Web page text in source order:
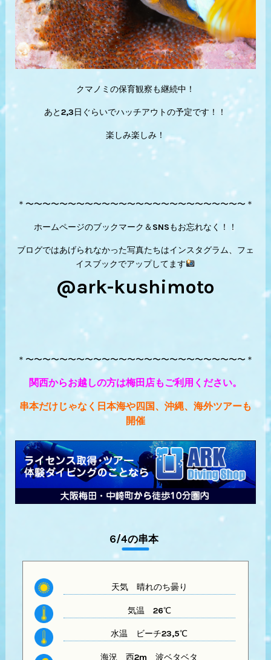
クマノミの保育観察も継続中！
あと2,3日ぐらいでハッチアウトの予定です！！
楽しみ楽しみ！
＊〜〜〜〜〜〜〜〜〜〜〜〜〜〜〜〜〜〜〜〜〜〜〜〜〜〜＊
ホームページのブックマーク＆SNSもお忘れなく！！
ブログではあげられなかった写真たちはインスタグラム、フェ
イスブックでアップしてます
@ark-kushimoto
＊〜〜〜〜〜〜〜〜〜〜〜〜〜〜〜〜〜〜〜〜〜〜〜〜〜〜＊
関西からお越しの方は梅田店もご利用ください。
串本だけじゃなく日本海や四国、沖縄、海外ツアーも
開催
6/4の串本
天気晴れのち曇り
気温 26℃
水温 ビーチ23,5℃
海況 西2m 波ベタベタ